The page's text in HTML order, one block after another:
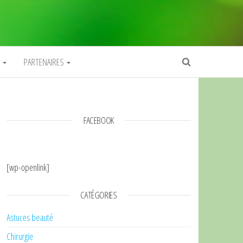
PARTENAIRES
FACEBOOK
[wp-openlink]
CATÉGORIES
Astuces beauté
Chirurgie